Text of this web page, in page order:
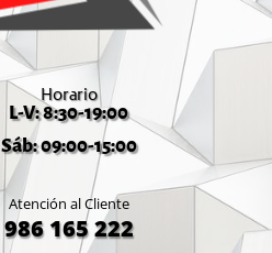
Horario
L-V: 8:30-19:00
Sáb: 09:00-15:00
Atención al Cliente
986 165 222